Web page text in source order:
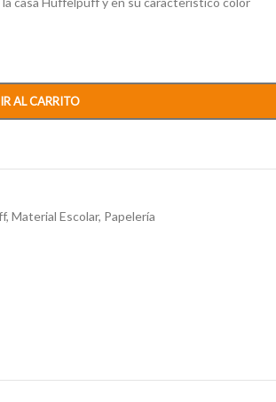
AL CARRITO
, Material Escolar, Papelería